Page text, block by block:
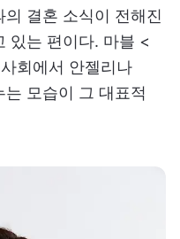
결혼 소식이 전해진
있는 편이다. 마블 <
회에서 안젤리나
모습이 그 대표적